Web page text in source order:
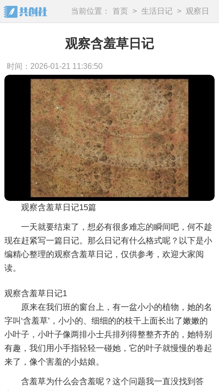
当前位置： 首页 > 生活日记 >
观察日
记
观察含羞草日记
时间：2026-01-21 11:36:50
观察含羞草日记15篇
一天就要结束了，想必有很多难忘的瞬间吧，何不趁
现在赶紧写一篇日记。那么日记有什么格式呢？以下是小
编精心整理的观察含羞草日记，仅供参考，欢迎大家阅
读。
观察含羞草日记1
原来在我们班的窗台上，有一盆小小的植物，她的名
字叫‘含羞草’，小小的、细细的的枝干上面长出了嫩嫩的
小叶子，小叶子像两排小士兵排列得整整齐齐的，她特别
有趣，我们用小手指轻轻一碰她，它的叶子就慢慢的卷起
来了，像个害羞的小姑娘。
含羞草为什么会含羞呢？这个问题我一直没找到答